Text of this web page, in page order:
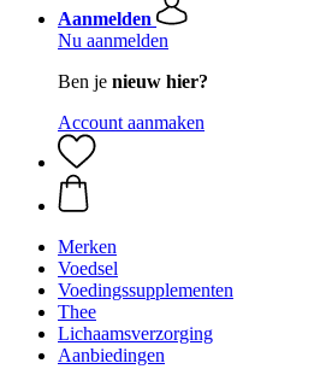
Aanmelden
Nu aanmelden
Ben je nieuw hier?
Account aanmaken
Merken
Voedsel
Voedingssupplementen
Thee
Lichaamsverzorging
Aanbiedingen